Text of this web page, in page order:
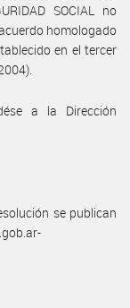
SOCIAL no
homologado
en el tercer
a la Dirección
se publican